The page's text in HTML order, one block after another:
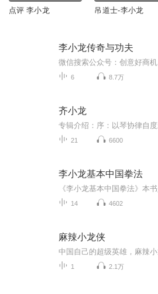
点评 李小龙 吊道士-李小龙
李小龙传奇与功夫
6 8.7万
齐小龙
21 6600
李小龙基本中国拳法
14 4602
麻辣小龙侠
1 2.1万